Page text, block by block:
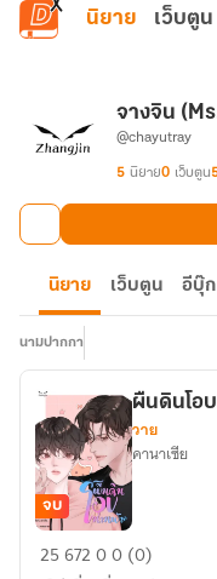
ข้ามไปยังเนื้อหาหลัก
นิยาย เว็บตูน
จางจิน
@chayutray
5 นิยาย0 เว็บตูน
นิยาย เว็บตูน อีบุ๊ก
นามปากกา
ผืน
จบ
ผืนดินโอ
วาย
คานาเซีย
2567200 (0)